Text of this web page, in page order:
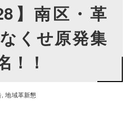
】南区・革
くせ原発集
！！
地域革新懇